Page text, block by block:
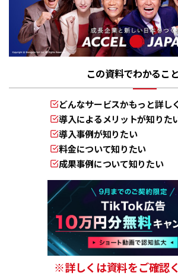
この資料でわかること
どんなサービスかもっと詳し
導入によるメリットが知りた
導入事例が知りたい
料金について知りたい
成果事例について知りたい
※詳しくは資料をご確認